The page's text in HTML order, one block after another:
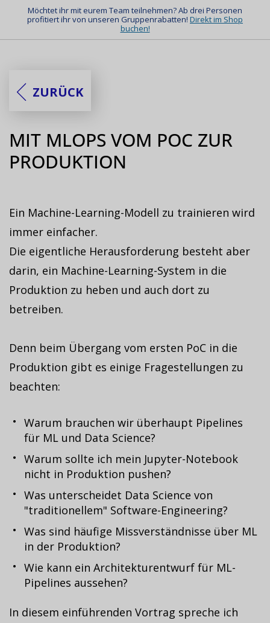
Möchtet ihr mit eurem Team teilnehmen? Ab drei Personen
profitiert ihr von unseren Gruppenrabatten! Direkt im Shop
buchen!
ZURÜCK
MIT MLOPS VOM POC ZUR
PRODUKTION
Ein Machine-Learning-Modell zu trainieren wird
immer einfacher.
Die eigentliche Herausforderung besteht aber
darin, ein Machine-Learning-System in die
Produktion zu heben und auch dort zu
betreiben.
Denn beim Übergang vom ersten PoC in die
Produktion gibt es einige Fragestellungen zu
beachten:
Warum brauchen wir überhaupt Pipelines
für ML und Data Science?
Warum sollte ich mein Jupyter-Notebook
nicht in Produktion pushen?
Was unterscheidet Data Science von
"traditionellem" Software-Engineering?
Was sind häufige Missverständnisse über ML
in der Produktion?
Wie kann ein Architekturentwurf für ML-
Pipelines aussehen?
In diesem einführenden Vortrag spreche ich